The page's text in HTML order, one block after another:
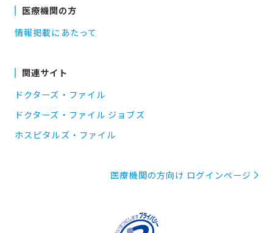
医療機関の方
情報掲載にあたって
関連サイト
ドクターズ・ファイル
ドクターズ・ファイル ジョブズ
ホスピタルズ・ファイル
医療機関の方向け ログインページ